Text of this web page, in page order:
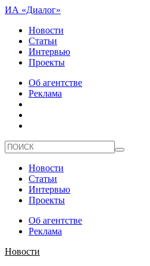
ИА «Диалог»
Новости
Статьи
Интервью
Проекты
Об агентстве
Реклама
Новости
Статьи
Интервью
Проекты
Об агентстве
Реклама
Новости